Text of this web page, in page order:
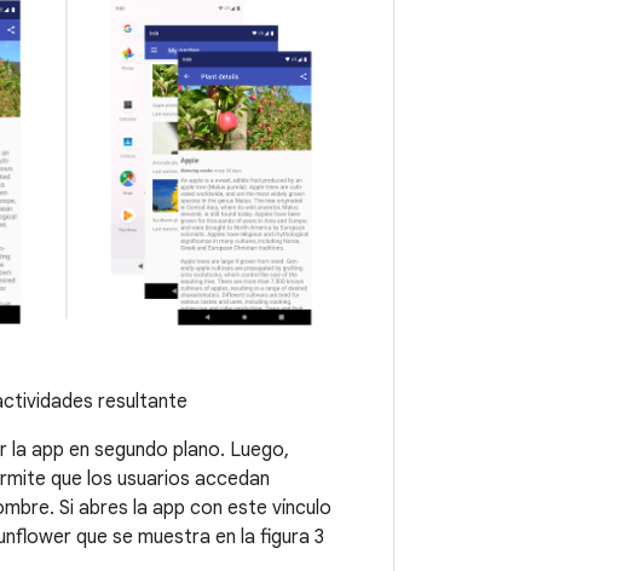
resultante
app en segundo plano. Luego,
que los usuarios accedan
Si abres la app con este vínculo
que se muestra en la figura 3